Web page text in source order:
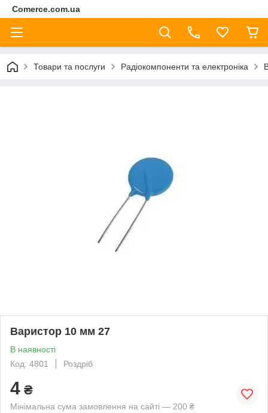
Comerce.com.ua
Товари та послуги Радіокомпоненти та електроніка
Варистор 10 мм 27
В наявності
Код: 4801
Роздріб
4 ₴
Мінімальна сума замовлення на сайті — 200 ₴